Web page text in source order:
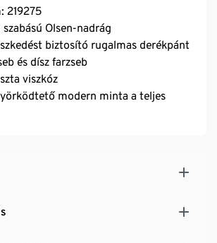
219275
Olsen-nadrág
biztosító rugalmas derékpánt
és dísz farzseb
viszkóz
modern minta a teljes